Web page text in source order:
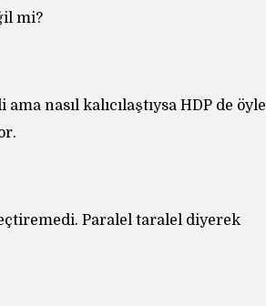
mi?
nasıl kalıcılaştıysa HDP de öyle
Paralel taralel diyerek